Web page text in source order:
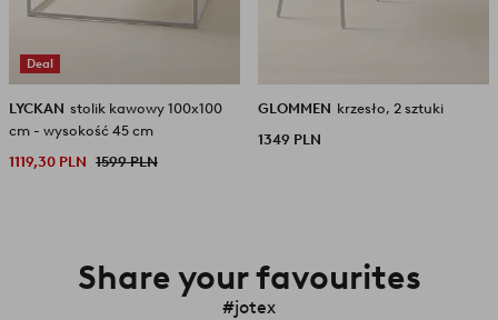
Deal
LYCKAN stolik kawowy 100x100
cm - wysokość 45 cm
1119,30 PLN 1599 PLN
GLOMMEN krzesło, 2 sztuki
1349 PLN
Share your favourites
#jotex